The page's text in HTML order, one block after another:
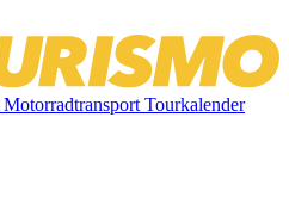
MotorradtransportTourkalender